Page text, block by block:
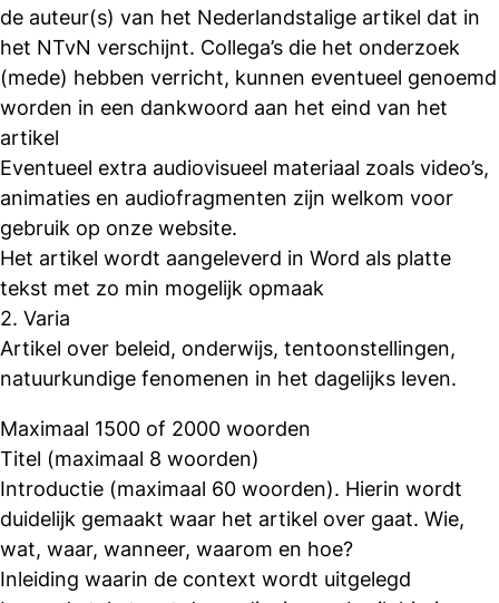
de auteur(s) van het Nederlandstalige artikel dat in
het NTvN verschijnt. Collega’s die het onderzoek
(mede) hebben verricht, kunnen eventueel genoemd
worden in een dankwoord aan het eind van het
artikel
Eventueel extra audiovisueel materiaal zoals video’s,
animaties en audiofragmenten zijn welkom voor
gebruik op onze website.
Het artikel wordt aangeleverd in Word als platte
tekst met zo min mogelijk opmaak
2. Varia
Artikel over beleid, onderwijs, tentoonstellingen,
natuurkundige fenomenen in het dagelijks leven.
Maximaal 1500 of 2000 woorden
Titel (maximaal 8 woorden)
Introductie (maximaal 60 woorden). Hierin wordt
duidelijk gemaakt waar het artikel over gaat. Wie,
wat, waar, wanneer, waarom en hoe?
Inleiding waarin de context wordt uitgelegd